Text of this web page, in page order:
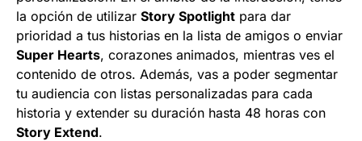
la opción de utilizar Story Spotlight para dar
prioridad a tus historias en la lista de amigos o enviar
Super Hearts, corazones animados, mientras ves el
contenido de otros. Además, vas a poder segmentar
tu audiencia con listas personalizadas para cada
historia y extender su duración hasta 48 horas con
Story Extend.